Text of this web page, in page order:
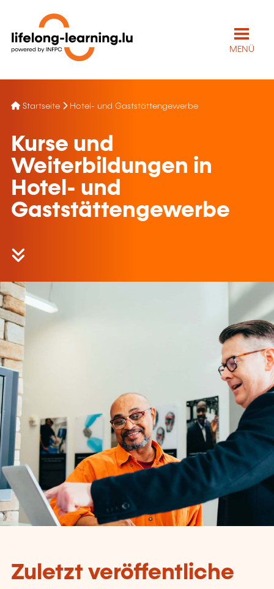
MENÜ
Startseite Hotel- und Gaststättengewerbe
Kurse und
Weiterbildungen in
Hotel- und
Gaststättengewerbe
Zuletzt veröffentliche